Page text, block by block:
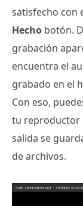
satisfecho con
Hecho botón.
grabación
encuentra el
grabado en el
Con eso,
tu reproductor
salida se
de archivos.